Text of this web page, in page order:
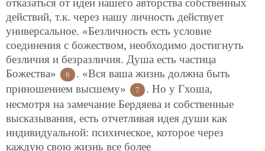
отказаться от идеи нашего авторства собственных
действий, т.к. через нашу личность действует
универсальное. «Безличность есть условие
соединения с божеством, необходимо достигнуть
безличия и безразличия. Душа есть частица
Божества»
6
. «Вся ваша жизнь должна быть
приношением высшему»
7
. Но у Гхоша,
несмотря на замечание Бердяева и собственные
высказывания, есть отчетливая идея души как
индивидуальной: психическое, которое через
каждую свою жизнь все более